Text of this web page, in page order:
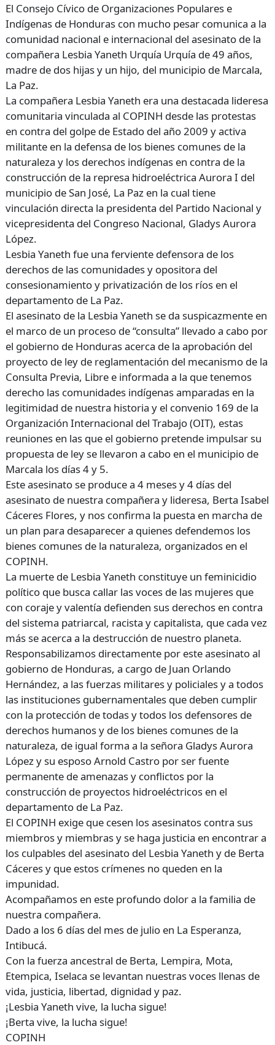
El Consejo Cívico de Organizaciones Populares e
Indígenas de Honduras con mucho pesar comunica a la
comunidad nacional e internacional del asesinato de la
compañera Lesbia Yaneth Urquía Urquía de 49 años,
madre de dos hijas y un hijo, del municipio de Marcala,
La Paz.
La compañera Lesbia Yaneth era una destacada lideresa
comunitaria vinculada al COPINH desde las protestas
en contra del golpe de Estado del año 2009 y activa
militante en la defensa de los bienes comunes de la
naturaleza y los derechos indígenas en contra de la
construcción de la represa hidroeléctrica Aurora I del
municipio de San José, La Paz en la cual tiene
vinculación directa la presidenta del Partido Nacional y
vicepresidenta del Congreso Nacional, Gladys Aurora
López.
Lesbia Yaneth fue una ferviente defensora de los
derechos de las comunidades y opositora del
consesionamiento y privatización de los ríos en el
departamento de La Paz.
El asesinato de la Lesbia Yaneth se da suspicazmente en
el marco de un proceso de “consulta” llevado a cabo por
el gobierno de Honduras acerca de la aprobación del
proyecto de ley de reglamentación del mecanismo de la
Consulta Previa, Libre e informada a la que tenemos
derecho las comunidades indígenas amparadas en la
legitimidad de nuestra historia y el convenio 169 de la
Organización Internacional del Trabajo (OIT), estas
reuniones en las que el gobierno pretende impulsar su
propuesta de ley se llevaron a cabo en el municipio de
Marcala los días 4 y 5.
Este asesinato se produce a 4 meses y 4 días del
asesinato de nuestra compañera y lideresa, Berta Isabel
Cáceres Flores, y nos confirma la puesta en marcha de
un plan para desaparecer a quienes defendemos los
bienes comunes de la naturaleza, organizados en el
COPINH.
La muerte de Lesbia Yaneth constituye un feminicidio
político que busca callar las voces de las mujeres que
con coraje y valentía defienden sus derechos en contra
del sistema patriarcal, racista y capitalista, que cada vez
más se acerca a la destrucción de nuestro planeta.
Responsabilizamos directamente por este asesinato al
gobierno de Honduras, a cargo de Juan Orlando
Hernández, a las fuerzas militares y policiales y a todos
las instituciones gubernamentales que deben cumplir
con la protección de todas y todos los defensores de
derechos humanos y de los bienes comunes de la
naturaleza, de igual forma a la señora Gladys Aurora
López y su esposo Arnold Castro por ser fuente
permanente de amenazas y conflictos por la
construcción de proyectos hidroeléctricos en el
departamento de La Paz.
El COPINH exige que cesen los asesinatos contra sus
miembros y miembras y se haga justicia en encontrar a
los culpables del asesinato del Lesbia Yaneth y de Berta
Cáceres y que estos crímenes no queden en la
impunidad.
Acompañamos en este profundo dolor a la familia de
nuestra compañera.
Dado a los 6 días del mes de julio en La Esperanza,
Intibucá.
Con la fuerza ancestral de Berta, Lempira, Mota,
Etempica, Iselaca se levantan nuestras voces llenas de
vida, justicia, libertad, dignidad y paz.
¡Lesbia Yaneth vive, la lucha sigue!
¡Berta vive, la lucha sigue!
COPINH